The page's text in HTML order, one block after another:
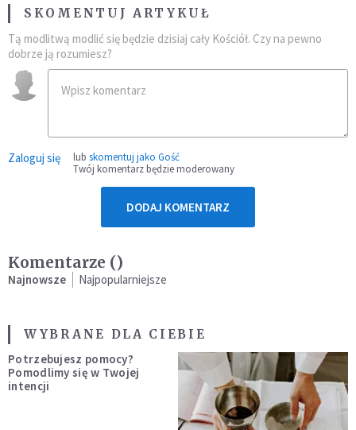
SKOMENTUJ ARTYKUŁ
Tą modlitwą modlić się będzie dzisiaj cały Kościół. Czy na pewno
dobrze ją rozumiesz?
Zaloguj się lub skomentuj jako Gość
Twój komentarz będzie moderowany
DODAJ KOMENTARZ
Komentarze ()
Najnowsze Najpopularniejsze
WYBRANE DLA CIEBIE
Potrzebujesz pomocy?
Pomodlimy się w Twojej
intencji